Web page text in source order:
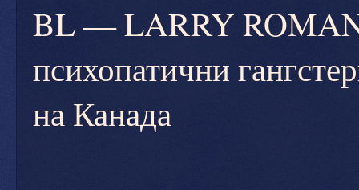
BL — LARRY
психопатични
на Канада